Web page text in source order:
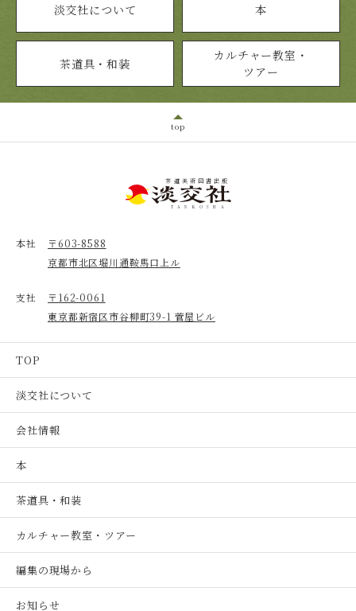
淡交社について 本
茶道具・和装
カルチャー教室・
ツアー
top
茶道美術図書出版
TANKOSHA
本社
〒603-8588
京都市北区堀川通鞍馬口上ル
支社
〒162-0061
東京都新宿区市谷柳町39-1 菅屋ビル
TOP
淡交社について
会社情報
本
茶道具・和装
カルチャー教室・ツアー
編集の現場から
お知らせ